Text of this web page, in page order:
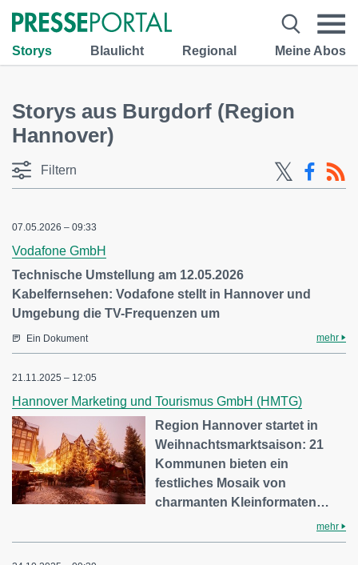
Storys Blaulicht Regional Meine Abos
Storys aus Burgdorf (Region
Hannover)
Filtern
07.05.2026 – 09:33
Vodafone GmbH
Technische Umstellung am 12.05.2026
Kabelfernsehen: Vodafone stellt in Hannover und
Umgebung die TV-Frequenzen um
Ein Dokument mehr
21.11.2025 – 12:05
Hannover Marketing und Tourismus GmbH (HMTG)
Region Hannover startet in
Weihnachtsmarktsaison: 21
Kommunen bieten ein
festliches Mosaik von
charmanten Kleinformaten…
mehr